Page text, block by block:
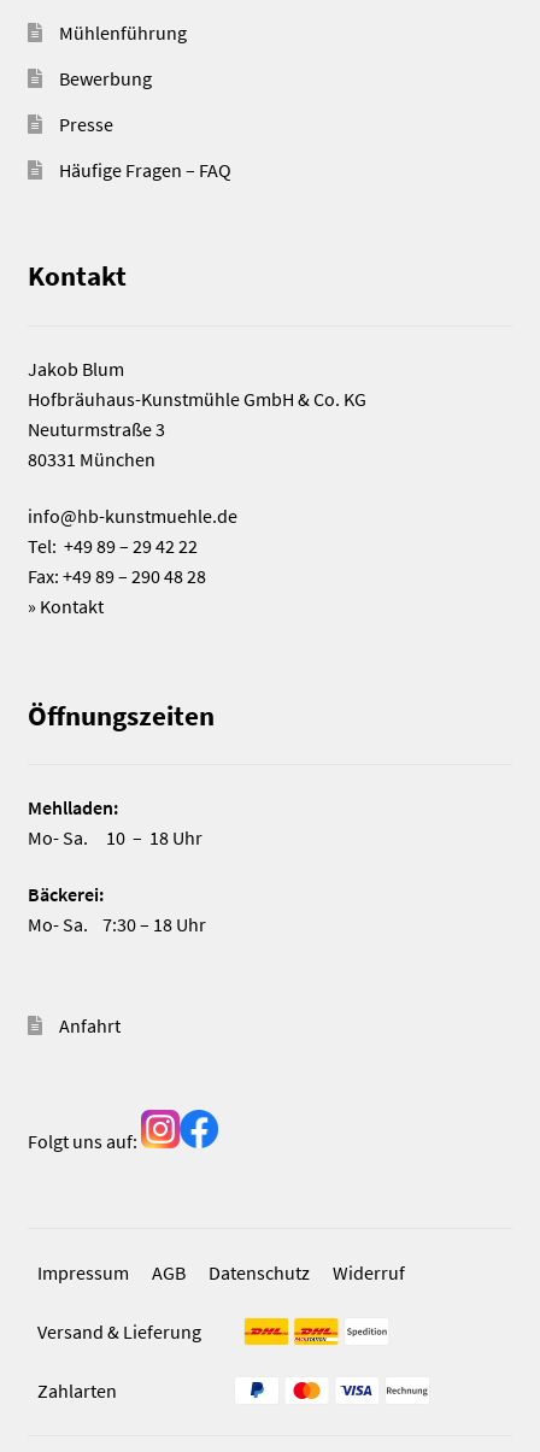
Mühlenführung
Bewerbung
Presse
Häufige Fragen – FAQ
Kontakt
Jakob Blum
Hofbräuhaus-Kunstmühle GmbH & Co. KG
Neuturmstraße 3
80331 München
info@hb-kunstmuehle.de
Tel: +49 89 – 29 42 22
Fax: +49 89 – 290 48 28
» Kontakt
Öffnungszeiten
Mehlladen:
Mo- Sa. 10 – 18 Uhr
Bäckerei:
Mo- Sa. 7:30 – 18 Uhr
Anfahrt
Folgt uns auf:
Impressum AGB Datenschutz Widerruf
Versand & Lieferung
Zahlarten